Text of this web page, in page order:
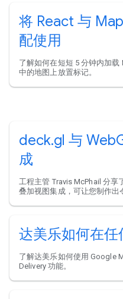
将 React 与
配使用
了解如何在短短 5 分钟内加
中的地图上放置标记。
deck.gl 与
成
工程主管 Travis McPhail 分享
叠加视图集成，可让您制作出
达美乐如何在
了解达美乐如何使用 Google
Delivery 功能。